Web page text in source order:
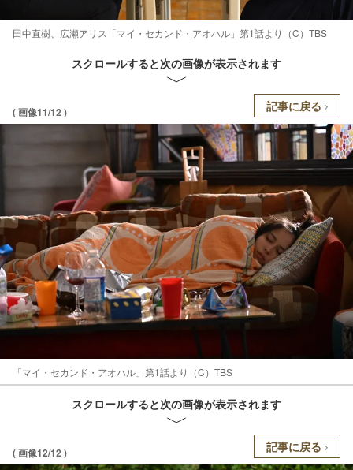
田中直樹、広瀬アリス「マイ・セカンド・アオハル」第1話より（C）TBS
スクロールすると次の画像が表示されます
( 画像11/12 ) 記事に戻る
「マイ・セカンド・アオハル」第1話より（C）TBS
スクロールすると次の画像が表示されます
( 画像12/12 ) 記事に戻る